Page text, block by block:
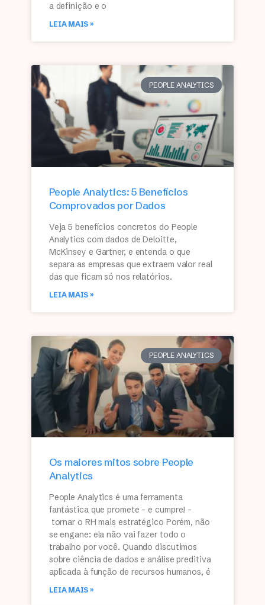
a definição e o
LEIA MAIS »
PEOPLE ANALYTICS
People Analytics: 5 Benefícios
Comprovados por Dados
Veja 5 benefícios concretos do People
Analytics com dados de Deloitte,
McKinsey e Gartner, e entenda o que
separa as empresas que extraem valor real
das que ficam só nos relatórios.
LEIA MAIS »
PEOPLE ANALYTICS
Os maiores mitos sobre People
Analytics
People Analytics é uma ferramenta
fantástica que promete – e cumpre! –
tornar o RH mais estratégico Porém, não
se engane: ela não vai fazer todo o
trabalho por você. Quando discutimos
sobre ciência de dados e análise preditiva
aplicada à função de recursos humanos, é
LEIA MAIS »